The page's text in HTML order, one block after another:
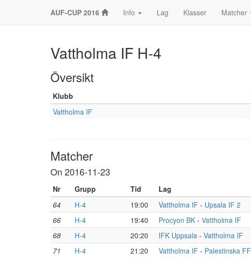
AUF-CUP 2016 Info Lag Klasser Matcher
Vattholma IF H-4
Översikt
Klubb
Vattholma IF
Matcher
On 2016-11-23
Nr Grupp Tid Lag
64
H-4 19:00 Vattholma IF - Upsala IF 2
66
H-4 19:40 Procyon BK - Vattholma IF
68
H-4 20:20 IFK Uppsala - Vattholma IF
71
H-4 21:20 Vattholma IF - Palestinska FF